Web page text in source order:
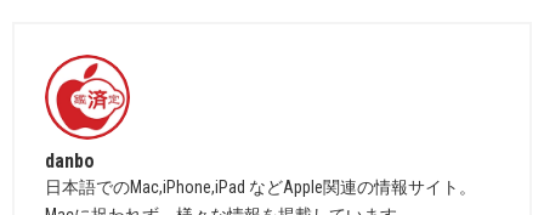
danbo
日本語でのMac,iPhone,iPad などApple関連の情報サイト。